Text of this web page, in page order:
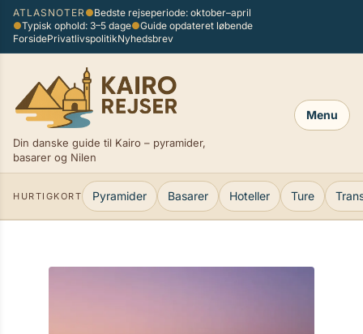
Spring
indhold
ATLASNOTER ●Bedste rejseperiode: oktober–april
●Typisk ophold: 3–5 dage●Guide opdateret løbende
ForsidePrivatlivspolitikNyhedsbrev
Din danske guide til Kairo – pyramider,
basarer og Nilen
Menu
HURTIGKORT Pyramider Basarer Hoteller Ture